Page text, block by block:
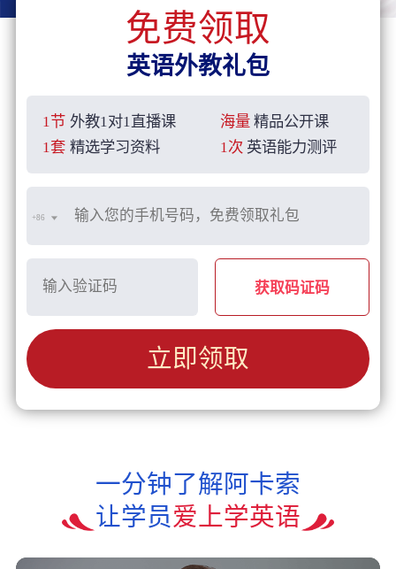
免费领取
英语外教礼包
1节 外教1对1直播课 海量 精品公开课
1套 精选学习资料 1次 英语能力测评
+86
获取码证码
立即领取
一分钟了解阿卡索
让学员爱上学英语